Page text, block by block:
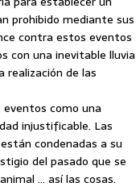
prohibido mediante sus
contra estos eventos
con una inevitable lluvia
de las
como una
injustificable. Las
condenadas a su
del pasado que se
… así las cosas.